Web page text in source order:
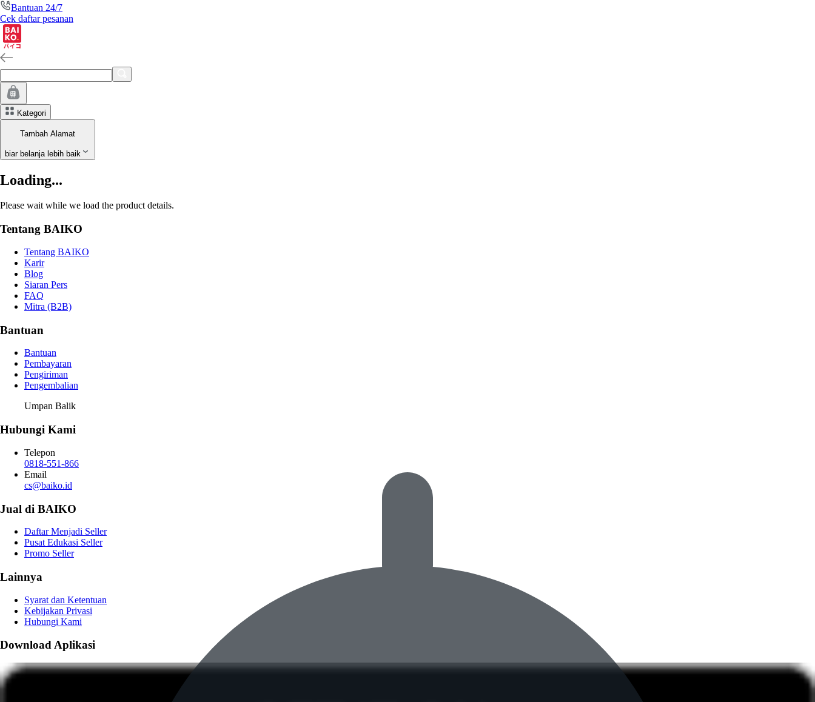
Bantuan 24/7
Cek daftar pesanan
Kategori
Tambah Alamat
biar belanja lebih baik
Loading...
Please wait while we load the product details.
Tentang BAIKO
Tentang BAIKO
Karir
Blog
Siaran Pers
FAQ
Mitra (B2B)
Bantuan
Bantuan
Pembayaran
Pengiriman
Pengembalian
Umpan Balik
Hubungi Kami
Telepon
0818-551-866
Email
cs@baiko.id
Jual di BAIKO
Daftar Menjadi Seller
Pusat Edukasi Seller
Promo Seller
Lainnya
Syarat dan Ketentuan
Kebijakan Privasi
Hubungi Kami
Download Aplikasi